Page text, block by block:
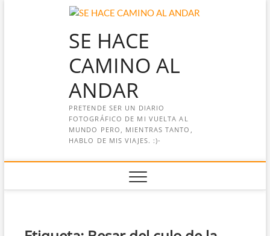
SE HACE
CAMINO AL
ANDAR
PRETENDE SER UN DIARIO
FOTOGRÁFICO DE MI VUELTA AL
MUNDO PERO, MIENTRAS TANTO,
HABLO DE MIS VIAJES. :)-